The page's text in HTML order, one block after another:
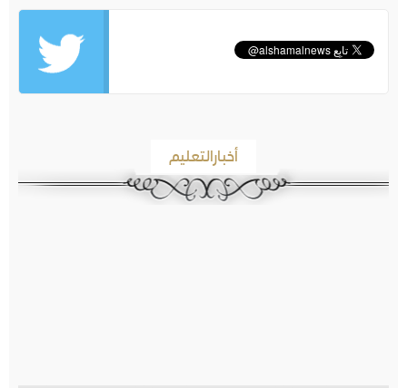
أخبارالتعليم